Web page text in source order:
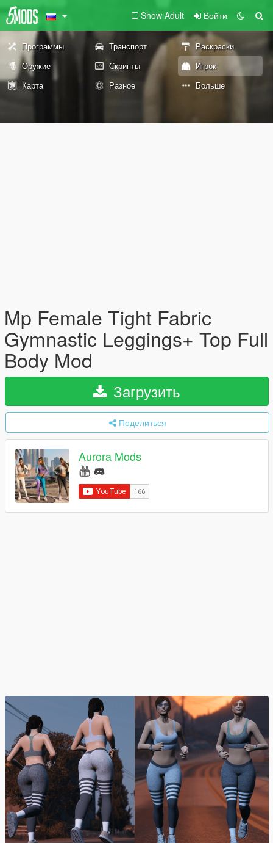
Show Adult Войти
Программы Транспорт
Раскраски
Оружие
Скрипты
Игрок
Карта
Разное Больше
Mp Female Tight Fabric
Gymnastic Leggings+ Top Full
Body Mod
Загрузить
Поделиться
Aurora Mods